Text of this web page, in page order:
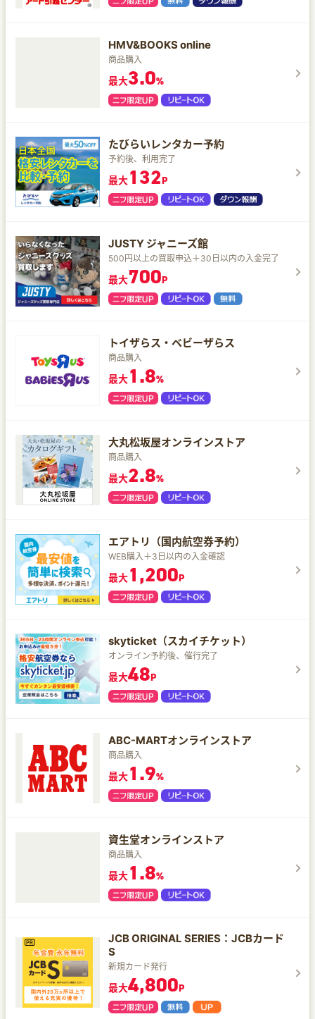
HMV&BOOKS online
商品購入
最大3.0%
たびらいレンタカー予約
予約後、利用完了
最大132P
JUSTY ジャニーズ館
500円以上の買取申込＋30日以内の入金完了
最大700P
トイザらス・ベビーザらス
商品購入
最大1.8%
大丸松坂屋オンラインストア
商品購入
最大2.8%
エアトリ（国内航空券予約）
WEB購入＋3日以内の入金確認
最大1,200P
skyticket（スカイチケット）
オンライン予約後、催行完了
最大48P
ABC-MARTオンラインストア
商品購入
最大1.9%
資生堂オンラインストア
商品購入
最大1.8%
JCB ORIGINAL SERIES：JCBカード
S
新規カード発行
最大4,800P